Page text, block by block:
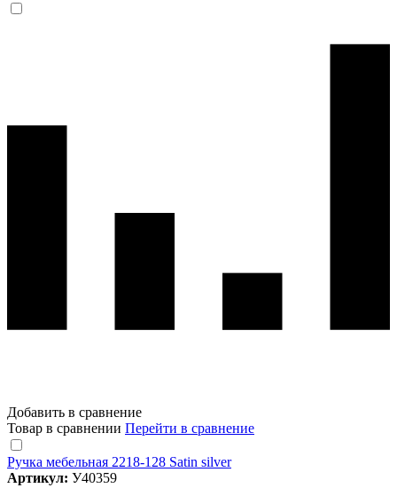
Добавить в сравнение
Товар в сравнении Перейти в сравнение
Ручка мебельная 2218-128 Satin silver
Артикул: У40359